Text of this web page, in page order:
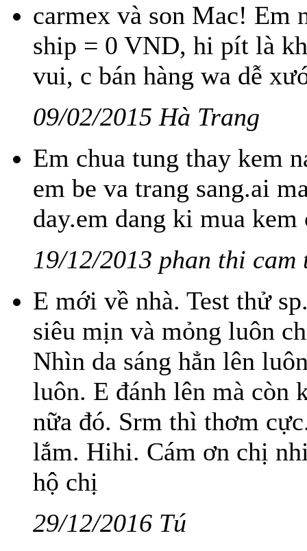
carmex và son Mac! Em
ship = 0 VND, hi pít là
vui, c bán hàng wa dễ
09/02/2015 Hà Trang
Em chua tung thay kem
em be va trang sang.ai
day.em dang ki mua
19/12/2013 phan thi cam
E mới về nhà. Test thử
siêu mịn và mỏng luôn
Nhìn da sáng hẳn lên
luôn. E đánh lên mà còn
nữa đó. Srm thì thơm
lắm. Hihi. Cám ơn chị
hộ chị
29/12/2016 Tú